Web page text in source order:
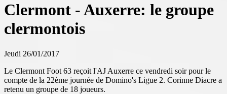
Clermont - Auxerre: le groupe
clermontois
Jeudi 26/01/2017
Le Clermont Foot 63 reçoit l'AJ Auxerre ce vendredi soir pour le
compte de la 22ème journée de Domino's Ligue 2. Corinne Diacre a
retenu un groupe de 18 joueurs.